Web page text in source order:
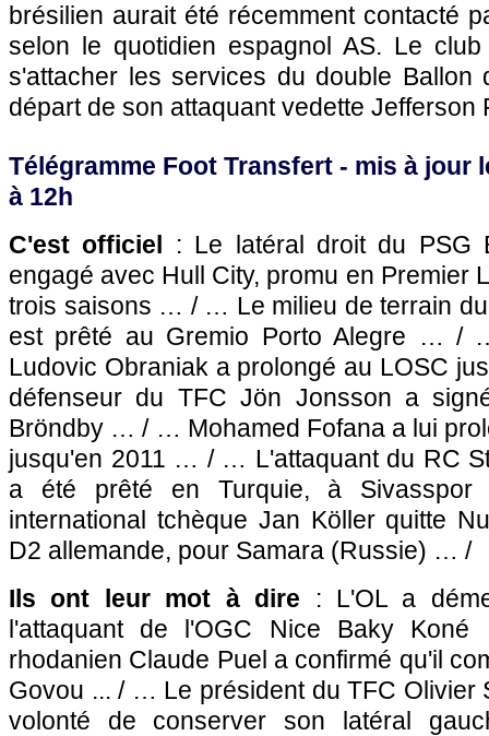
brésilien aurait été récemment contacté
selon le quotidien espagnol AS. Le club
s'attacher les services du double Ballon
départ de son attaquant vedette Jefferson
Télégramme Foot Transfert - mis à jour
à 12h
C'est officiel : Le latéral droit du PSG
engagé avec Hull City, promu en Premier
trois saisons … / … Le milieu de terrain
est prêté au Gremio Porto Alegre … /
Ludovic Obraniak a prolongé au LOSC
défenseur du TFC Jön Jonsson a
Bröndby … / … Mohamed Fofana a lui
jusqu'en 2011 … / … L'attaquant du RC
a été prêté en Turquie, à
international tchèque Jan Köller quitte
D2 allemande, pour Samara (Russie) … /
Ils ont leur mot à dire : L'OLa
l'attaquant de l'OGC Nice Baky
rhodanien Claude Puel a confirmé qu'il
Govou ... / … Le président du TFC Olivier
volonté de conserver son latéral